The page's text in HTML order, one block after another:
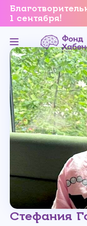
1 сентября!
Стефания
Вы